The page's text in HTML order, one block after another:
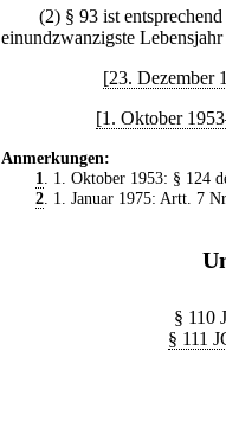
(2) § 93 ist
einundzwanzigste
[23. Dezember
[1. Oktober
Anmerkungen:
1
. 1. Oktober 1953: § 124
2. 1. Januar 1975: Artt. 7
§ 110
§ 111